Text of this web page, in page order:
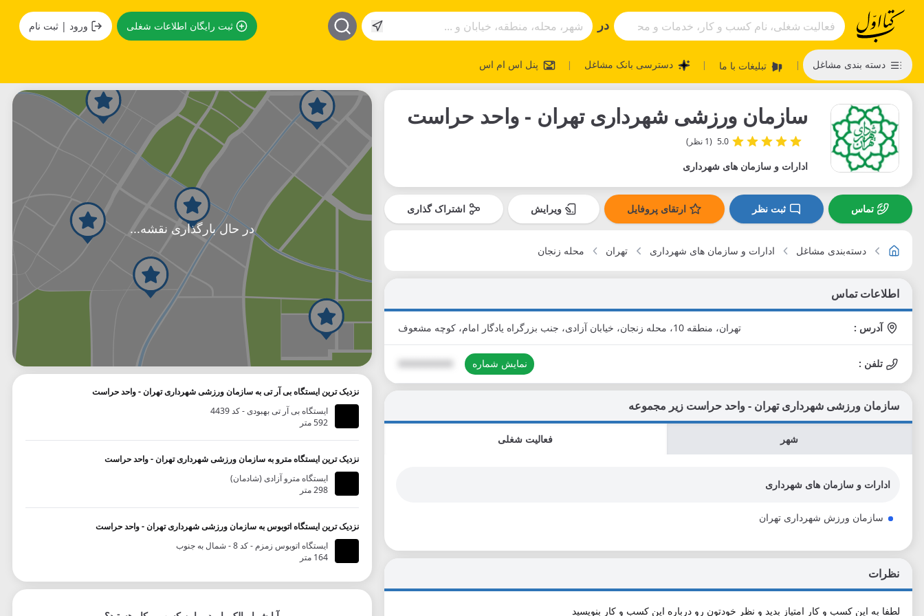
در ثبت رایگان اطلاعات شغلی ورود | ثبت نام
دسته بندی مشاغل | تبلیغات با ما | دسترسی بانک مشاغل | پنل اس ام اس
سازمان ورزشی شهرداری تهران - واحد حراست
5.0 (1 نظر)
ادارات و سازمان های شهرداری
تماس ثبت نظر ارتقای پروفایل ویرایش اشتراک گذاری
دسته‌بندی مشاغل ادارات و سازمان های شهرداری تهران محله زنجان
اطلاعات تماس
آدرس : تهران، منطقه 10، محله زنجان، خیابان آزادی، جنب بزرگراه یادگار امام، کوچه مشعوف
تلفن : نمایش شماره
سازمان ورزشی شهرداری تهران - واحد حراست زیر مجموعه
شهر فعالیت شغلی
ادارات و سازمان های شهرداری
سازمان ورزش شهرداری تهران
نظرات
لطفا به این کسب و کار امتیاز بدید و نظر خودتون رو درباره این کسب و کار بنویسید
در حال بارگذاری نقشه...
نزدیک ترین ایستگاه بی آر تی به سازمان ورزشی شهرداری تهران - واحد حراست
ایستگاه بی آر تی بهبودی - کد 4439
592 متر
نزدیک ترین ایستگاه مترو به سازمان ورزشی شهرداری تهران - واحد حراست
ایستگاه مترو آزادی (شادمان)
298 متر
نزدیک ترین ایستگاه اتوبوس به سازمان ورزشی شهرداری تهران - واحد حراست
ایستگاه اتوبوس زمزم - کد 8 - شمال به جنوب
164 متر